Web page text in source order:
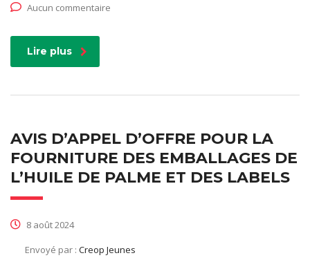
Aucun commentaire
Lire plus
AVIS D’APPEL D’OFFRE POUR LA
FOURNITURE DES EMBALLAGES DE
L’HUILE DE PALME ET DES LABELS
8 août 2024
Envoyé par : Creop Jeunes